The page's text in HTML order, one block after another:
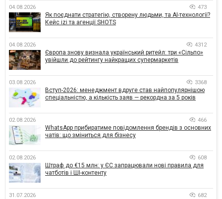
04.08.2026 473
Як поєднати стратегію, створену людьми, та AI-технології?
Кейс izi та агенції SHOTS
04.08.2026 4312
Європа знову визнала український ритейл: три «Сільпо»
увійшли до рейтингу найкращих супермаркетів
03.08.2026 3368
Вступ-2026: менеджмент вдруге став найпопулярнішою
спеціальністю, а кількість заяв — рекордна за 5 років
02.08.2026 466
WhatsApp прибиратиме повідомлення брендів з основних
чатів: що зміниться для бізнесу
02.08.2026 608
Штраф до €15 млн: у ЄС запрацювали нові правила для
чатботів і ШІ-контенту
31.07.2026 682